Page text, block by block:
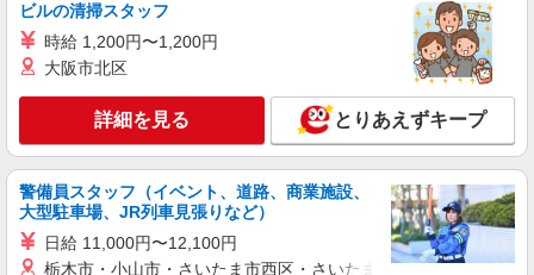
派遣社員
株式会社kotrio /●YK-H-1902262
＜根岸＞サ高住スタッフ＊教育体制充実◎30
時給1450円〜1937円 ＜日払い有/週払い有/交
通費全支給(ガソリン代含む)＞
横浜市中区≪最寄駅：根岸駅≫
キープ 詳細を見る
ビルの清掃スタッフ
時給 1,200円〜1,200円
大阪市北区
詳細を見る とりあえずキープ
警備員スタッフ（イベント、道路、商業施設、
大型駐車場、JR列車見張りなど）
日給 11,000円〜12,100円
栃木市・小山市・さいたま市西区・さいたま市岩槻区・久喜市・